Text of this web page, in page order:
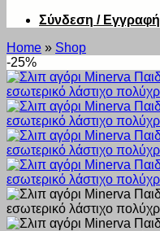
Σύνδεση / Εγγραφή
Home » Shop
-25%